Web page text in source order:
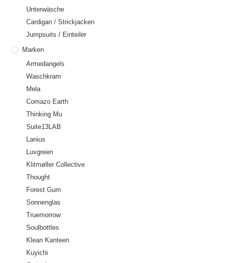
Unterwäsche
Cardigan / Strickjacken
Jumpsuits / Einteiler
Marken
Armedangels
Waschkram
Mela
Comazo Earth
Thinking Mu
Suite13LAB
Lanius
Luvgreen
Klitmøller Collective
Thought
Forest Gum
Sonnenglas
Truemorrow
Soulbottles
Klean Kanteen
Kuyichi